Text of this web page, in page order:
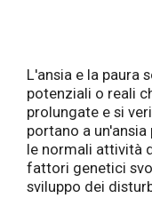
L'ansia e la paura
potenziali o reali
prolungate e si
portano a
le normali attività
fattori genetici
sviluppo dei